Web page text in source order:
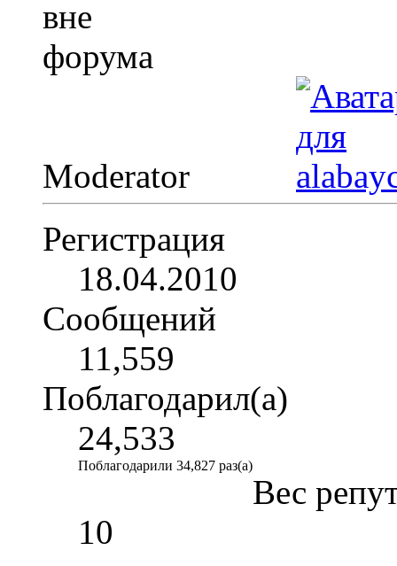
Moderator
Регистрация
18.04.2010
Сообщений
11,559
Поблагодарил(а)
24,533
Поблагодарили 34,827 раз(а)
Вес
10